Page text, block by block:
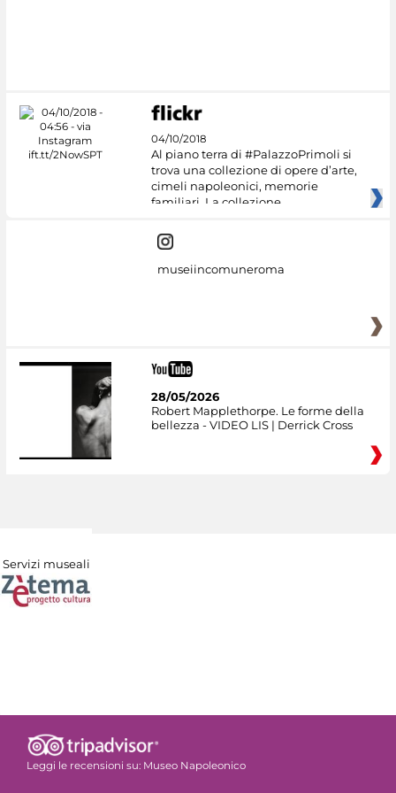
04/10/2018
Al piano terra di #PalazzoPrimoli si
trova una collezione di opere d’arte,
cimeli napoleonici, memorie
familiari. La collezione
museiincomuneroma
28/05/2026
Robert Mapplethorpe. Le forme della
bellezza - VIDEO LIS | Derrick Cross
Servizi museali
Leggi le recensioni su: Museo Napoleonico